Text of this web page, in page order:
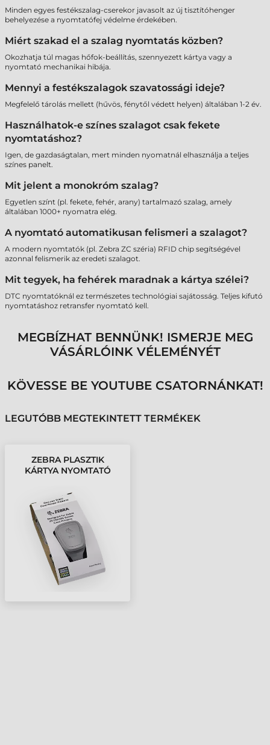
Minden egyes festékszalag-cserekor javasolt az új tisztítóhenger
behelyezése a nyomtatófej védelme érdekében.
Miért szakad el a szalag nyomtatás közben?
Okozhatja túl magas hőfok-beállítás, szennyezett kártya vagy a
nyomtató mechanikai hibája.
Mennyi a festékszalagok szavatossági ideje?
Megfelelő tárolás mellett (hűvös, fénytől védett helyen) általában 1-2 év.
Használhatok-e színes szalagot csak fekete
nyomtatáshoz?
Igen, de gazdaságtalan, mert minden nyomatnál elhasználja a teljes
színes panelt.
Mit jelent a monokróm szalag?
Egyetlen színt (pl. fekete, fehér, arany) tartalmazó szalag, amely
általában 1000+ nyomatra elég.
A nyomtató automatikusan felismeri a szalagot?
A modern nyomtatók (pl. Zebra ZC széria) RFID chip segítségével
azonnal felismerik az eredeti szalagot.
Mit tegyek, ha fehérek maradnak a kártya szélei?
DTC nyomtatóknál ez természetes technológiai sajátosság. Teljes kifutó
nyomtatáshoz retransfer nyomtató kell.
MEGBÍZHAT BENNÜNK! ISMERJE MEG
VÁSÁRLÓINK VÉLEMÉNYÉT
KÖVESSE BE YOUTUBE CSATORNÁNKAT!
LEGUTÓBB MEGTEKINTETT TERMÉKEK
ZEBRA PLASZTIK
KÁRTYA NYOMTATÓ
200 OLDAL, YMCKLL